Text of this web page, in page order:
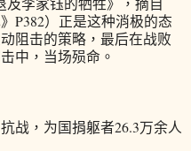
P382）正是这种消极的态
阻击的策略，最后在战败
中，当场殒命。
战，为国捐躯者26.3万余人